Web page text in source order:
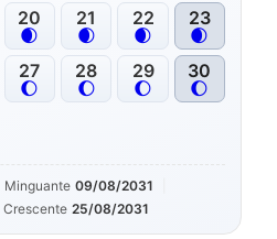
20
🌒
21
🌒
22
🌒
23
🌒
27
🌔
28
🌔
29
🌔
30
🌔
Minguante 09/08/2031
Crescente 25/08/2031